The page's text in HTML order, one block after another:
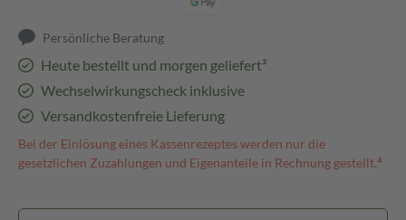
Persönliche Beratung
Heute bestellt und morgen geliefert³
Wechselwirkungscheck inklusive
Versandkostenfreie Lieferung
Bei der Einlösung eines Kassenrezeptes werden nur die
gesetzlichen Zuzahlungen und Eigenanteile in Rechnung gestellt.⁴